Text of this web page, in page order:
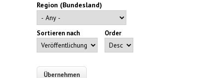
Region (Bundesland)
Sortieren nach Order